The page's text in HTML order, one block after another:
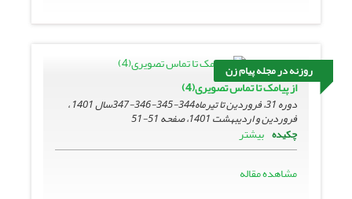
روزنه در مجله پیام زن
از پیامک تا تماس تصویری(4)
دوره 31، فروردین تا تیرماه344-345-346-347سال 1401 ،
فروردین و اردیبهشت 1401، صفحه
51-51
چکیده بیشتر
مشاهده مقاله